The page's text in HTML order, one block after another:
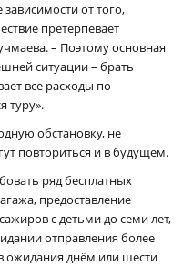
от того,
претерпевает
– Поэтому основная
ситуации – брать
все расходы по
туру».
обстановку, не
повториться и в будущем.
ряд бесплатных
предоставление
с детьми до семи лет,
отправления более
ожидания днём или шести